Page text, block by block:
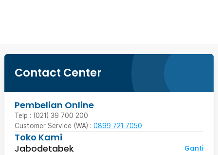
Contact Center
Pembelian Online
Telp : (021) 39 700 200
Customer Service (WA) : 0899 721 7050
Toko Kami
Jabodetabek
Ganti